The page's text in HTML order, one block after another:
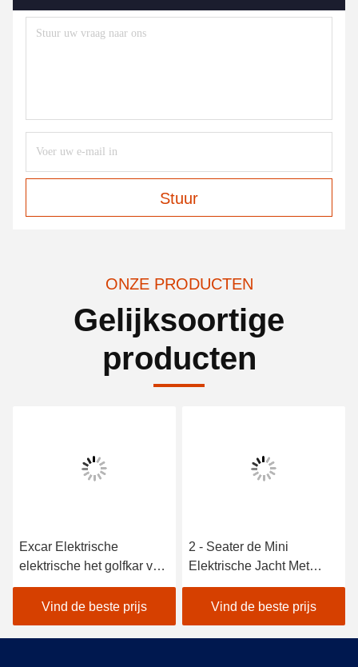
Stuur
ONZE PRODUCTEN
Gelijksoortige
producten
Excar Elektrische
elektrische het golfkar van
de Jachtkarren voor de
jacht de karren van het de
jachtgolf
Vind de beste prijs
2 - Seater de Mini
Elektrische Jacht Met
fouten, het Type van
Golfkar Goedgekeurd
Voertuigence
Vind de beste prijs